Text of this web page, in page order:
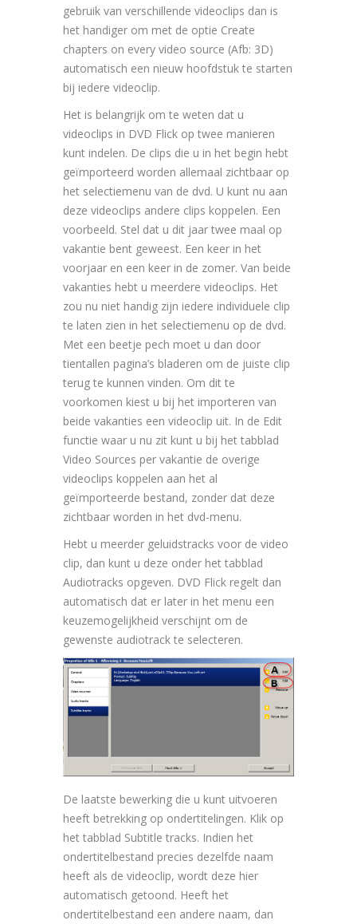
gebruik van verschillende videoclips dan is
het handiger om met de optie Create
chapters on every video source (Afb: 3D)
automatisch een nieuw hoofdstuk te starten
bij iedere videoclip.
Het is belangrijk om te weten dat u
videoclips in DVD Flick op twee manieren
kunt indelen. De clips die u in het begin hebt
geïmporteerd worden allemaal zichtbaar op
het selectiemenu van de dvd. U kunt nu aan
deze videoclips andere clips koppelen. Een
voorbeeld. Stel dat u dit jaar twee maal op
vakantie bent geweest. Een keer in het
voorjaar en een keer in de zomer. Van beide
vakanties hebt u meerdere videoclips. Het
zou nu niet handig zijn iedere individuele clip
te laten zien in het selectiemenu op de dvd.
Met een beetje pech moet u dan door
tientallen pagina’s bladeren om de juiste clip
terug te kunnen vinden. Om dit te
voorkomen kiest u bij het importeren van
beide vakanties een videoclip uit. In de Edit
functie waar u nu zit kunt u bij het tabblad
Video Sources per vakantie de overige
videoclips koppelen aan het al
geïmporteerde bestand, zonder dat deze
zichtbaar worden in het dvd-menu.
Hebt u meerder geluidstracks voor de video
clip, dan kunt u deze onder het tabblad
Audiotracks opgeven. DVD Flick regelt dan
automatisch dat er later in het menu een
keuzemogelijkheid verschijnt om de
gewenste audiotrack te selecteren.
De laatste bewerking die u kunt uitvoeren
heeft betrekking op ondertitelingen. Klik op
het tabblad Subtitle tracks. Indien het
ondertitelbestand precies dezelfde naam
heeft als de videoclip, wordt deze hier
automatisch getoond. Heeft het
ondertitelbestand een andere naam, dan